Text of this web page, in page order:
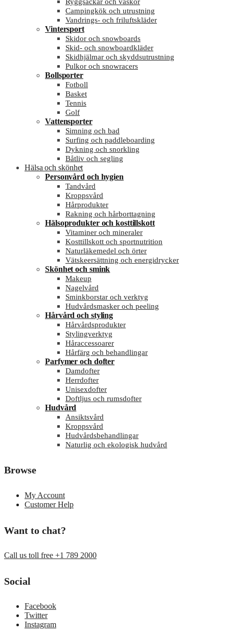
Campingkök och utrustning
Vandrings- och friluftskläder
Vintersport
Skidor och snowboards
Skid- och snowboardkläder
Skidhjälmar och skyddsutrustning
Pulkor och snowracers
Bollsporter
Fotboll
Basket
Tennis
Golf
Vattensporter
Simning och bad
Surfing och paddleboarding
Dykning och snorkling
Båtliv och segling
Hälsa och skönhet
Personvård och hygien
Tandvård
Kroppsvård
Hårprodukter
Rakning och hårborttagning
Hälsoprodukter och kosttillskott
Vitaminer och mineraler
Kosttillskott och sportnutrition
Naturläkemedel och örter
Vätskeersättning och energidrycker
Skönhet och smink
Makeup
Nagelvård
Sminkborstar och verktyg
Hudvårdsmasker och peeling
Hårvård och styling
Hårvårdsprodukter
Stylingverktyg
Håraccessoarer
Hårfärg och behandlingar
Parfymer och dofter
Damdofter
Herrdofter
Unisexdofter
Doftljus och rumsdofter
Hudvård
Ansiktsvård
Kroppsvård
Hudvårdsbehandlingar
Naturlig och ekologisk hudvård
Browse
My Account
Customer Help
Want to chat?
Call us toll free +1 789 2000
Social
Facebook
Twitter
Instagram